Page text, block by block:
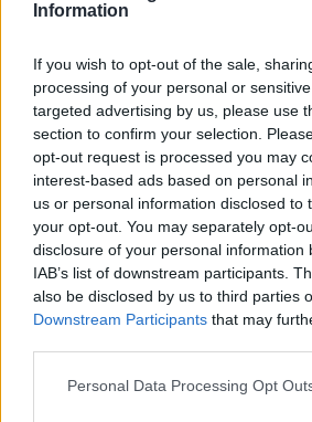
Information
If you wish to opt-out of the sale,
processing of your personal or
targeted advertising by us, please use
section to confirm your selection.
opt-out request is processed you may
interest-based ads based on personal
us or personal information disclosed to
your opt-out. You may separately opt-
disclosure of your personal information
IAB’s list of downstream participants.
also be disclosed by us to third parties
Downstream Participants that may
Personal Data Processing Opt